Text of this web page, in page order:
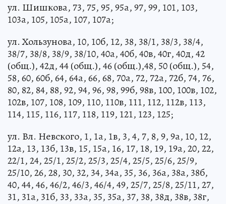
ул. Шишкова, 73, 75, 95, 95а, 97, 99, 101, 103,
103а, 105, 105а, 107, 107а;
ул. Хользунова, 10, 10б, 12, 38, 38/1, 38/3, 38/4,
38/7, 38/8, 38/9, 38/10, 40а, 40б, 40в, 40г, 40д, 42
(общ.), 42д, 44 (общ.), 46 (общ.),48, 50 (общ.), 54,
58, 60, 60б, 64, 64а, 66, 68, 70а, 72, 72а, 72б, 74, 76,
80, 82, 84, 88, 92, 94, 96, 98, 99б, 98в, 100, 100в, 102,
102в, 107, 108, 109, 110, 110в, 111, 112, 112в, 113,
114, 115, 116, 117, 118, 119, 121, 123, 125;
ул. Вл. Невского, 1, 1а, 1в, 3, 4, 7, 8, 9, 9а, 10, 12,
12а, 13, 13б, 13в, 15, 15а, 16, 17, 18, 19, 19а, 20, 22,
22/1, 24, 25/1, 25/2, 25/3, 25/4, 25/5, 25/6, 25/9,
25/10, 26, 28, 30, 32, 34, 34а, 35, 36, 36а, 38а, 38б,
40, 44, 46, 46/2, 46/3, 46/4, 49, 25/7, 25/8, 25/11, 27,
31, 31а, 31б, 33, 33а, 35, 35а, 37, 38, 38д, 38в, 38г,